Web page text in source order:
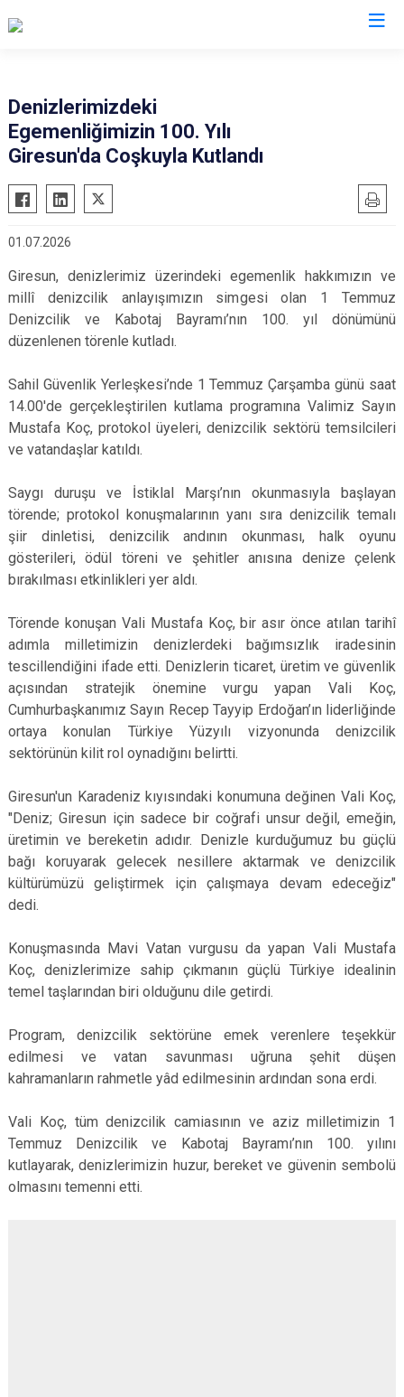
Denizlerimizdeki
Egemenliğimizin 100. Yılı
Giresun'da Coşkuyla Kutlandı
01.07.2026
Giresun, denizlerimiz üzerindeki egemenlik hakkımızın ve
millî denizcilik anlayışımızın simgesi olan 1 Temmuz
Denizcilik ve Kabotaj Bayramı’nın 100. yıl dönümünü
düzenlenen törenle kutladı.
Sahil Güvenlik Yerleşkesi’nde 1 Temmuz Çarşamba günü saat
14.00'de gerçekleştirilen kutlama programına Valimiz Sayın
Mustafa Koç, protokol üyeleri, denizcilik sektörü temsilcileri
ve vatandaşlar katıldı.
Saygı duruşu ve İstiklal Marşı’nın okunmasıyla başlayan
törende; protokol konuşmalarının yanı sıra denizcilik temalı
şiir dinletisi, denizcilik andının okunması, halk oyunu
gösterileri, ödül töreni ve şehitler anısına denize çelenk
bırakılması etkinlikleri yer aldı.
Törende konuşan Vali Mustafa Koç, bir asır önce atılan tarihî
adımla milletimizin denizlerdeki bağımsızlık iradesinin
tescillendiğini ifade etti. Denizlerin ticaret, üretim ve güvenlik
açısından stratejik önemine vurgu yapan Vali Koç,
Cumhurbaşkanımız Sayın Recep Tayyip Erdoğan’ın liderliğinde
ortaya konulan Türkiye Yüzyılı vizyonunda denizcilik
sektörünün kilit rol oynadığını belirtti.
Giresun'un Karadeniz kıyısındaki konumuna değinen Vali Koç,
"Deniz; Giresun için sadece bir coğrafi unsur değil, emeğin,
üretimin ve bereketin adıdır. Denizle kurduğumuz bu güçlü
bağı koruyarak gelecek nesillere aktarmak ve denizcilik
kültürümüzü geliştirmek için çalışmaya devam edeceğiz"
dedi.
Konuşmasında Mavi Vatan vurgusu da yapan Vali Mustafa
Koç, denizlerimize sahip çıkmanın güçlü Türkiye idealinin
temel taşlarından biri olduğunu dile getirdi.
Program, denizcilik sektörüne emek verenlere teşekkür
edilmesi ve vatan savunması uğruna şehit düşen
kahramanların rahmetle yâd edilmesinin ardından sona erdi.
Vali Koç, tüm denizcilik camiasının ve aziz milletimizin 1
Temmuz Denizcilik ve Kabotaj Bayramı’nın 100. yılını
kutlayarak, denizlerimizin huzur, bereket ve güvenin sembolü
olmasını temenni etti.